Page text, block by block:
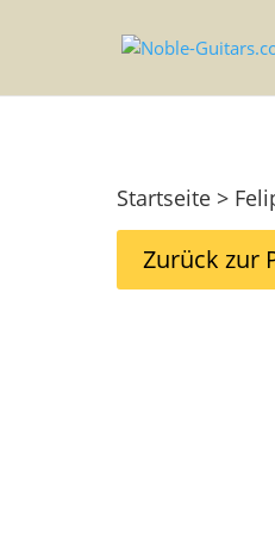
Startseite >
Zurück zur